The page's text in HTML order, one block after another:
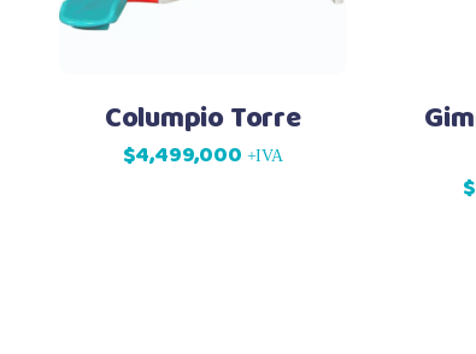
Columpio Torre
$4,499,000 +IVA
$